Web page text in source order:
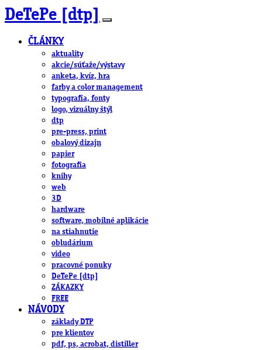
DeTePe [dtp]
ČLÁNKY
aktuality
akcie/súťaže/výstavy
anketa, kvíz, hra
farby a color management
typografia, fonty
logo, vizuálny štýl
dtp
pre-press, print
obalový dizajn
papier
fotografia
knihy
web
3D
hardware
software, mobilné aplikácie
na stiahnutie
obludárium
video
pracovné ponuky
DeTePe [dtp]
ZÁKAZKY
FREE
NÁVODY
základy DTP
pre klientov
pdf, ps, acrobat, distiller